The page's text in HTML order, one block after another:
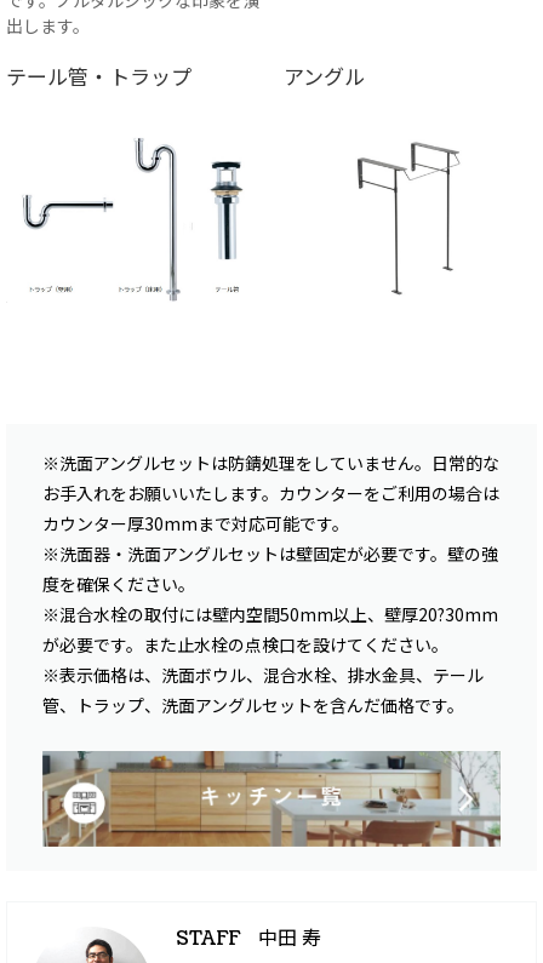
出します。
テール管・トラップ アングル
※洗面アングルセットは防錆処理をしていません。日常的な
お手入れをお願いいたします。カウンターをご利用の場合は
カウンター厚30mmまで対応可能です。
※洗面器・洗面アングルセットは壁固定が必要です。壁の強
度を確保ください。
※混合水栓の取付には壁内空間50mm以上、壁厚20?30mm
が必要です。また止水栓の点検口を設けてください。
※表示価格は、洗面ボウル、混合水栓、排水金具、テール
管、トラップ、洗面アングルセットを含んだ価格です。
STAFF 中田 寿